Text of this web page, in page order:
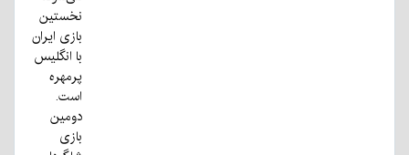
نخستین
بازی ایران
با انگلیس
پرمهره
است.
دومین
بازی